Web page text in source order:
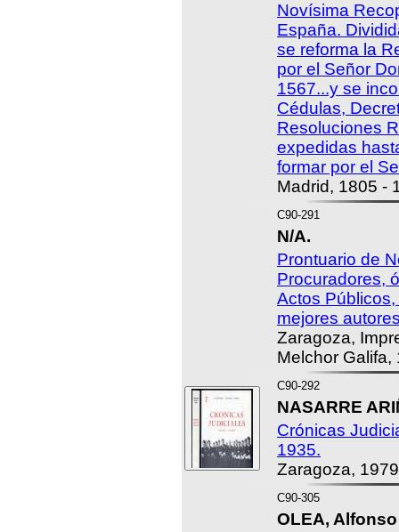
Novísima
España.
se reforma la
por el Señor
1567...y se
Cédulas,
Resoluciones
expedidas
formar por el
Madrid, 1805 -
C90-291
N/A.
Prontuario de
Procuradores,
Actos
mejores
Zaragoza,
Melchor Galifa,
C90-292
NASARRE
Crónicas
1935.
Zaragoza,
C90-305
OLEA,